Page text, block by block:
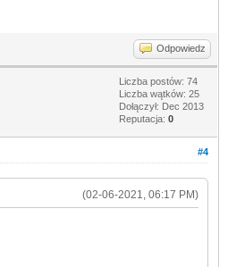
Odpowiedz
Liczba postów: 74
Liczba wątków: 25
Dołączył: Dec 2013
Reputacja: 0
#4
(02-06-2021, 06:17 PM)